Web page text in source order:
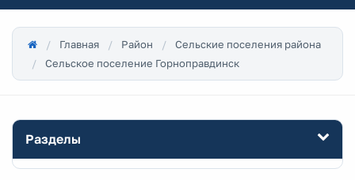
Главная Район
Сельские поселения района
Сельское поселение Горноправдинск
Разделы